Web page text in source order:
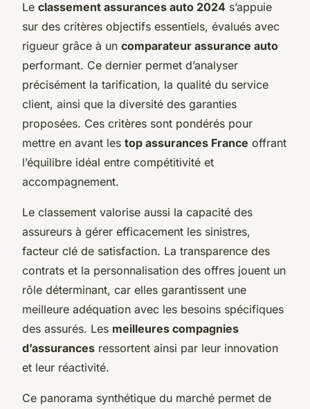
Le classement assurances auto 2024 s’appuie
sur des critères objectifs essentiels, évalués avec
rigueur grâce à un comparateur assurance auto
performant. Ce dernier permet d’analyser
précisément la tarification, la qualité du service
client, ainsi que la diversité des garanties
proposées. Ces critères sont pondérés pour
mettre en avant les top assurances France offrant
l’équilibre idéal entre compétitivité et
accompagnement.
Le classement valorise aussi la capacité des
assureurs à gérer efficacement les sinistres,
facteur clé de satisfaction. La transparence des
contrats et la personnalisation des offres jouent un
rôle déterminant, car elles garantissent une
meilleure adéquation avec les besoins spécifiques
des assurés. Les meilleures compagnies
d’assurances ressortent ainsi par leur innovation
et leur réactivité.
Ce panorama synthétique du marché permet de